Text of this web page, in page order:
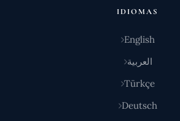
IDIOMAS
English
العربية
Türkçe
Deutsch